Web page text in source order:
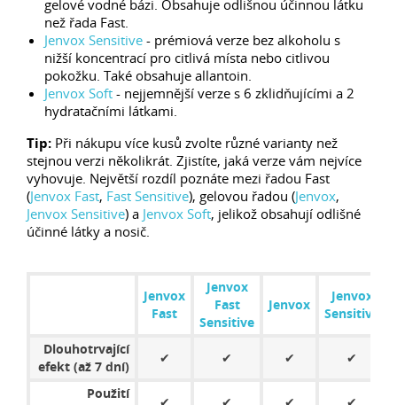
gelové vodné bázi. Obsahuje odlišnou účinnou látku
než řada Fast.
Jenvox Sensitive - prémiová verze bez alkoholu s
nižší koncentrací pro citlivá místa nebo citlivou
pokožku. Také obsahuje allantoin.
Jenvox Soft - nejjemnější verze s 6 zklidňujícími a 2
hydratačními látkami.
Tip: Při nákupu více kusů zvolte různé varianty než
stejnou verzi několikrát. Zjistíte, jaká verze vám nejvíce
vyhovuje. Největší rozdíl poznáte mezi řadou Fast
(Jenvox Fast, Fast Sensitive), gelovou řadou (Jenvox,
Jenvox Sensitive) a Jenvox Soft, jelikož obsahují odlišné
účinné látky a nosič.
Jenvox
Fast
Jenvox
Fast
Sensitive
Jenvox
Jenvox
Sensitive
Dlouhotrvající
efekt (až 7 dní)
✔ ✔ ✔ ✔
Použití